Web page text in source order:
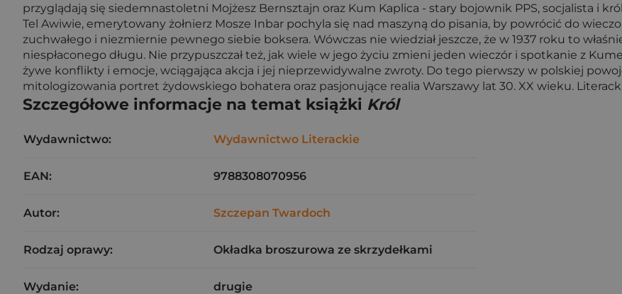
przyglądają się siedemnastoletni Mojżesz Bernsztajn oraz Kum Kaplica - stary bojownik PPS, socjalista i
Tel Awiwie, emerytowany żołnierz Mosze Inbar pochyla się nad maszyną do pisania, by powrócić do
zuchwałego i niezmiernie pewnego siebie boksera. Wówczas nie wiedział jeszcze, że w 1937 roku to
niespłaconego długu. Nie przypuszczał też, jak wiele w jego życiu zmieni jeden wieczór i spotkanie z
żywe konflikty i emocje, wciągająca akcja i jej nieprzewidywalne zwroty. Do tego pierwszy w polskiej
mitologizowania portret żydowskiego bohatera oraz pasjonujące realia Warszawy lat 30. XX wieku.
Szczegółowe informacje na temat książki Król
Wydawnictwo: Wydawnictwo Literackie
EAN: 9788308070956
Autor: Szczepan Twardoch
Rodzaj oprawy: Okładka broszurowa ze skrzydełkami
Wydanie: drugie